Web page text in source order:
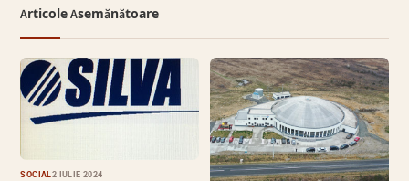
Articole Asemănătoare
SOCIAL2 IULIE 2024